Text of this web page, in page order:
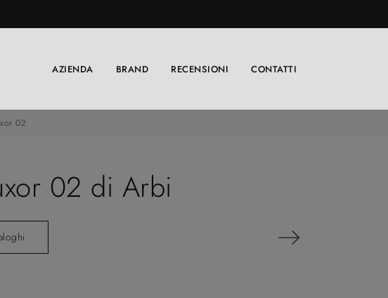
AZIENDA BRAND RECENSIONI CONTATTI
02
02 di Arbi